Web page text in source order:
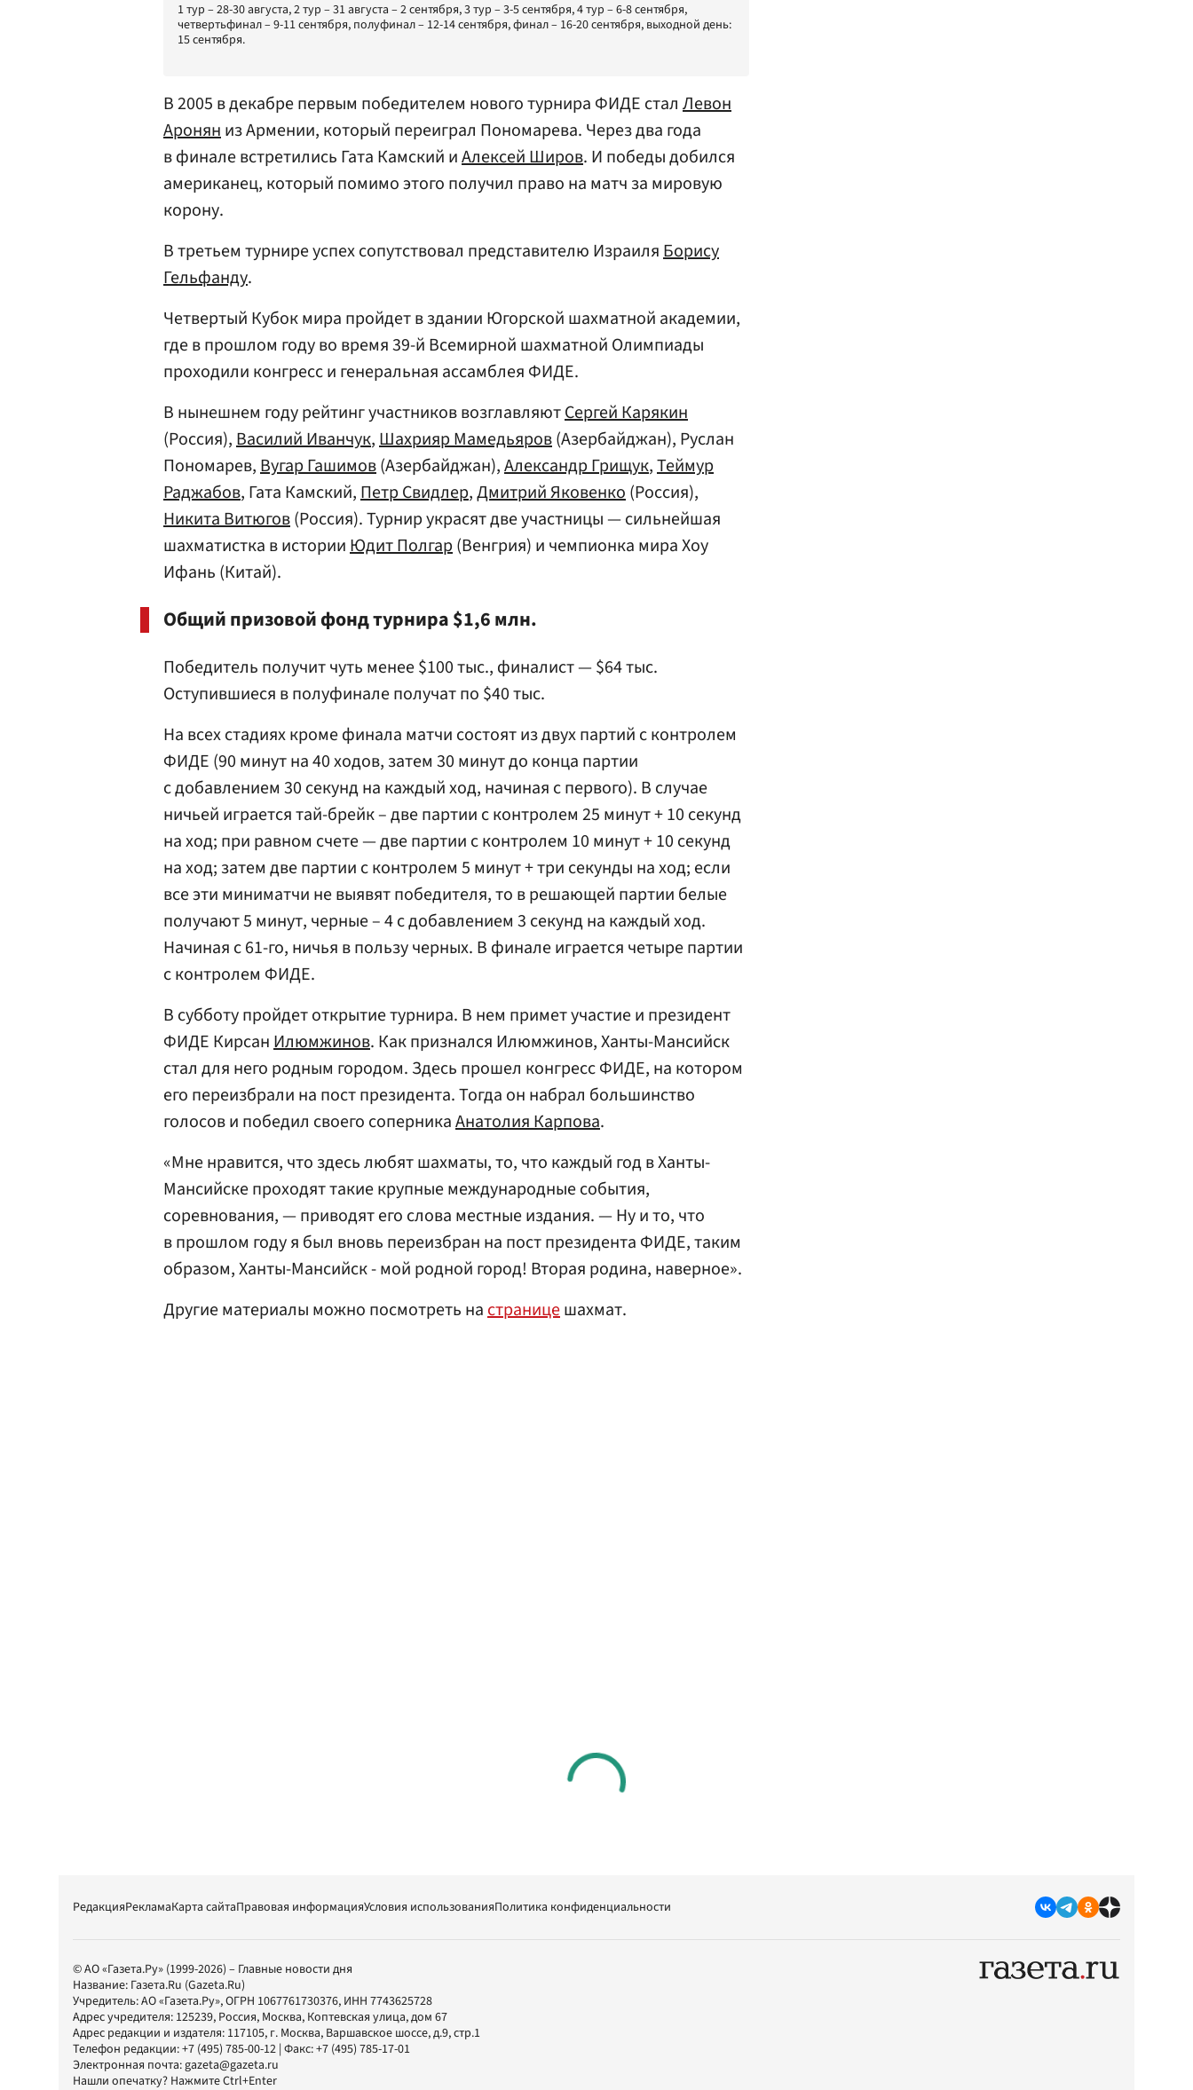
1 тур – 28-30 августа, 2 тур – 31 августа – 2 сентября, 3 тур – 3-5 сентября, 4 тур – 6-8 сентября,
четвертьфинал – 9-11 сентября, полуфинал – 12-14 сентября, финал – 16-20 сентября, выходной день:
15 сентября.
В 2005 в декабре первым победителем нового турнира ФИДЕ стал Левон
Ароняниз Армении, который переиграл Пономарева. Через два года
в финале встретились Гата Камский иАлексей Широв. И победы добился
американец, который помимо этого получил право на матч за мировую
корону.
В третьем турнире успех сопутствовал представителю ИзраиляБорису
Гельфанду.
Четвертый Кубок мира пройдет в здании Югорской шахматной академии,
где в прошлом году во время 39-й Всемирной шахматной Олимпиады
проходили конгресс и генеральная ассамблея ФИДЕ.
В нынешнем году рейтинг участников возглавляютСергей Карякин
(Россия),Василий Иванчук,Шахрияр Мамедьяров(Азербайджан), Руслан
Пономарев,Вугар Гашимов(Азербайджан),Александр Грищук,Теймур
Раджабов, Гата Камский,Петр Свидлер,Дмитрий Яковенко(Россия),
Никита Витюгов(Россия). Турнир украсят две участницы — сильнейшая
шахматистка в историиЮдит Полгар(Венгрия) и чемпионка мира Хоу
Ифань (Китай).
Общий призовой фонд турнира $1,6 млн.
Победитель получит чуть менее $100 тыс., финалист — $64 тыс.
Оступившиеся в полуфинале получат по $40 тыс.
На всех стадиях кроме финала матчи состоят из двух партий с контролем
ФИДЕ (90 минут на 40 ходов, затем 30 минут до конца партии
с добавлением 30 секунд на каждый ход, начиная с первого). В случае
ничьей играется тай-брейк – две партии с контролем 25 минут + 10 секунд
на ход; при равном счете — две партии с контролем 10 минут + 10 секунд
на ход; затем две партии с контролем 5 минут + три секунды на ход; если
все эти миниматчи не выявят победителя, то в решающей партии белые
получают 5 минут, черные – 4 с добавлением 3 секунд на каждый ход.
Начиная с 61-го, ничья в пользу черных. В финале играется четыре партии
с контролем ФИДЕ.
В субботу пройдет открытие турнира. В нем примет участие и президент
ФИДЕ КирсанИлюмжинов. Как признался Илюмжинов, Ханты-Мансийск
стал для него родным городом. Здесь прошел конгресс ФИДЕ, на котором
его переизбрали на пост президента. Тогда он набрал большинство
голосов и победил своего соперникаАнатолия Карпова.
«Мне нравится, что здесь любят шахматы, то, что каждый год в Ханты-
Мансийске проходят такие крупные международные события,
соревнования, — приводят его слова местные издания. — Ну и то, что
в прошлом году я был вновь переизбран на пост президента ФИДЕ, таким
образом, Ханты-Мансийск - мой родной город! Вторая родина, наверное».
Другие материалы можно посмотреть настраницешахмат.
РедакцияРекламаКарта сайтаПравовая информацияУсловия использованияПолитика конфиденциальности
© АО «Газета.Ру» (1999-2026) – Главные новости дня
Название: Газета.Ru (Gazeta.Ru)
Учредитель:АО «Газета.Ру», ОГРН 1067761730376, ИНН 7743625728
Адрес учредителя: 125239, Россия, Москва, Коптевская улица, дом 67
Адрес редакции и издателя: 117105, г. Москва, Варшавское шоссе, д.9, стр.1
Телефон редакции:+7 (495) 785-00-12 | Факс:+7 (495) 785-17-01
Электронная почта:gazeta@gazeta.ru
Нашли опечатку? Нажмите Ctrl+Enter